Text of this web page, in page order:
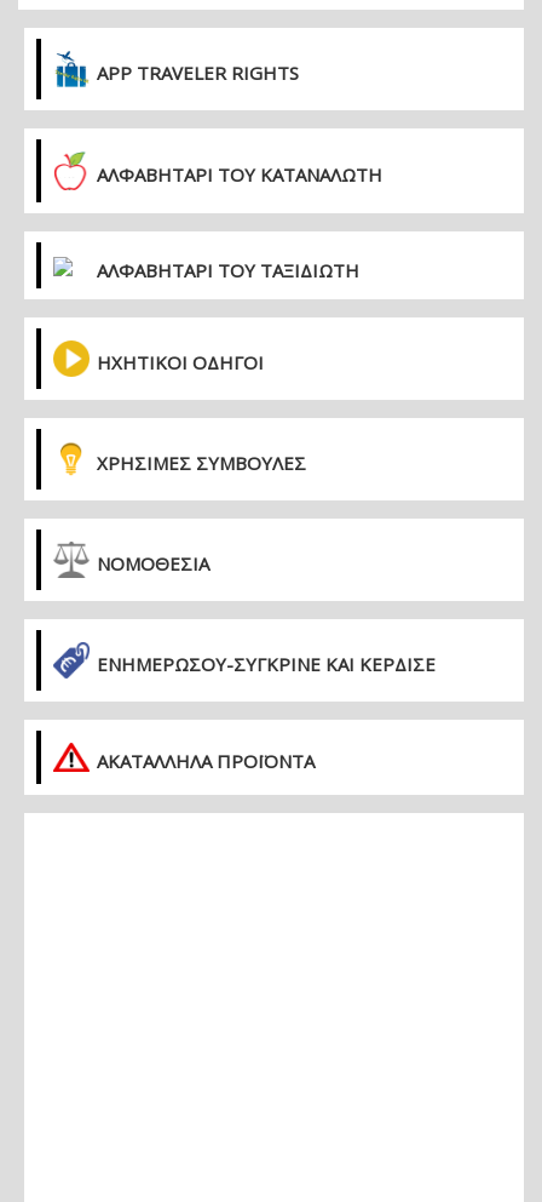
APP TRAVELER RIGHTS
ΑΛΦΑΒΗΤΑΡΙ ΤΟΥ ΚΑΤΑΝΑΛΩΤΗ
ΑΛΦΑΒΗΤΑΡΙ ΤΟΥ ΤΑΞΙΔΙΩΤΗ
ΗΧΗΤΙΚΟΙ ΟΔΗΓΟΙ
ΧΡΗΣΙΜΕΣ ΣΥΜΒΟΥΛΕΣ
ΝΟΜΟΘΕΣΙΑ
ΕΝΗΜΕΡΏΣΟΥ-ΣΎΓΚΡΙΝΕ ΚΑΙ ΚΈΡΔΙΣΕ
ΑΚΑΤΑΛΛΗΛΑ ΠΡΟΪΟΝΤΑ